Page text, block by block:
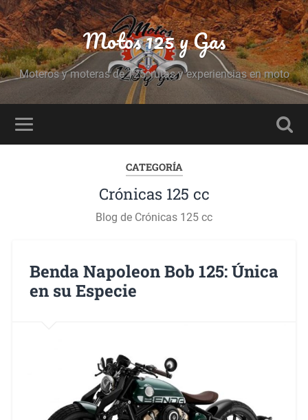
Motos 125 y Gas
Moteros y moteras de 125, rutas y experiencias en moto
CATEGORÍA
Crónicas 125 cc
Blog de Crónicas 125 cc
Benda Napoleon Bob 125: Única
en su Especie